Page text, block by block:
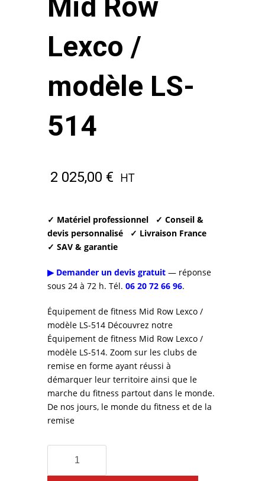
Mid Row
Lexco /
modèle LS-
514
2 025,00 € HT
✓ Matériel professionnel
✓ Conseil &
devis personnalisé
✓ Livraison France
✓ SAV & garantie
▶ Demander un devis gratuit — réponse
sous 24 à 72 h. Tél. 06 20 72 66 96.
Équipement de fitness Mid Row Lexco /
modèle LS-514 Découvrez notre
Équipement de fitness Mid Row Lexco /
modèle LS-514. Zoom sur les clubs de
remise en forme ayant réussi à
démarquer leur territoire ainsi que le
marche du fitness partout dans le monde.
De nos jours, le monde du fitness et de la
remise
quantité
de